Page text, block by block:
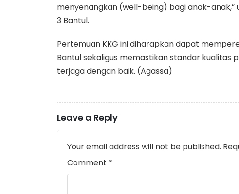
menyenangkan (well-being) bagi anak-anak,”
3 Bantul.
​Pertemuan KKG ini diharapkan dapat
Bantul sekaligus memastikan standar kualitas
terjaga dengan baik. (Agassa)
Leave a Reply
Your email address will not be published.
Comment *